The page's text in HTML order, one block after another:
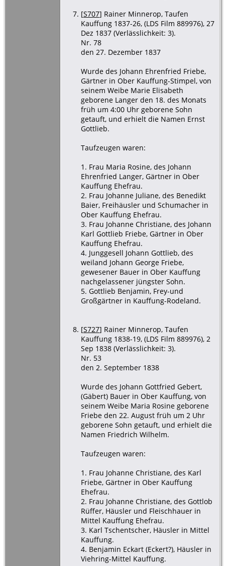
[S707] Rainer Minnerop, Taufen
Kauffung 1837-26, (LDS Film 889976), 27
Dez 1837 (Verlässlichkeit: 3).
Nr. 78
den 27. Dezember 1837
Wurde des Johann Ehrenfried Friebe,
Gärtner in Ober Kauffung-Stimpel, von
seinem Weibe Marie Elisabeth
geborene Langer den 18. des Monats
früh um 4:00 Uhr geborene Sohn
getauft, und erhielt die Namen Ernst
Gottlieb.
Taufzeugen waren:
1. Frau Maria Rosine, des Johann
Ehrenfried Langer, Gärtner in Ober
Kauffung Ehefrau.
2. Frau Johanne Juliane, des Benedikt
Baier, Freihäusler und Schumacher in
Ober Kauffung Ehefrau.
3. Frau Johanne Christiane, des Johann
Karl Gottlieb Friebe, Gärtner in Ober
Kauffung Ehefrau.
4. Junggesell Johann Gottlieb, des
weiland Johann George Friebe,
gewesener Bauer in Ober Kauffung
nachgelassener jüngster Sohn.
5. Gottlieb Benjamin, Frey-und
Großgärtner in Kauffung-Rodeland.
[S727] Rainer Minnerop, Taufen
Kauffung 1838-19, (LDS Film 889976), 2
Sep 1838 (Verlässlichkeit: 3).
Nr. 53
den 2. September 1838
Wurde des Johann Gottfried Gebert,
(Gäbert) Bauer in Ober Kauffung, von
seinem Weibe Maria Rosine geborene
Friebe den 22. August früh um 2 Uhr
geborene Sohn getauft, und erhielt die
Namen Friedrich Wilhelm.
Taufzeugen waren:
1. Frau Johanne Christiane, des Karl
Friebe, Gärtner in Ober Kauffung
Ehefrau.
2. Frau Johanne Christiane, des Gottlob
Rüffer, Häusler und Fleischhauer in
Mittel Kauffung Ehefrau.
3. Karl Tschentscher, Häusler in Mittel
Kauffung.
4. Benjamin Eckart (Eckert?), Häusler in
Viehring-Mittel Kauffung.